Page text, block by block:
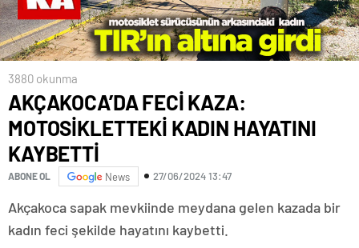
3880 okunma
AKÇAKOCA’DA FECİ KAZA:
MOTOSİKLETTEKİ KADIN HAYATINI
KAYBETTİ
ABONE OL News 27/06/2024 13:47
Akçakoca sapak mevkiinde meydana gelen kazada bir
kadın feci şekilde hayatını kaybetti.